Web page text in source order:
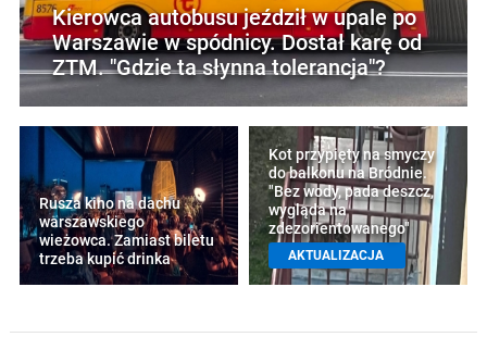
Kierowca autobusu jeździł w upale po
Warszawie w spódnicy. Dostał karę od
ZTM. "Gdzie ta słynna tolerancja"?
Rusza kino na dachu
warszawskiego
wieżowca. Zamiast biletu
trzeba kupić drinka
Kot przypięty na smyczy
do balkonu na Bródnie.
"Bez wody, pada deszcz,
wygląda na
zdezorientowanego"
AKTUALIZACJA